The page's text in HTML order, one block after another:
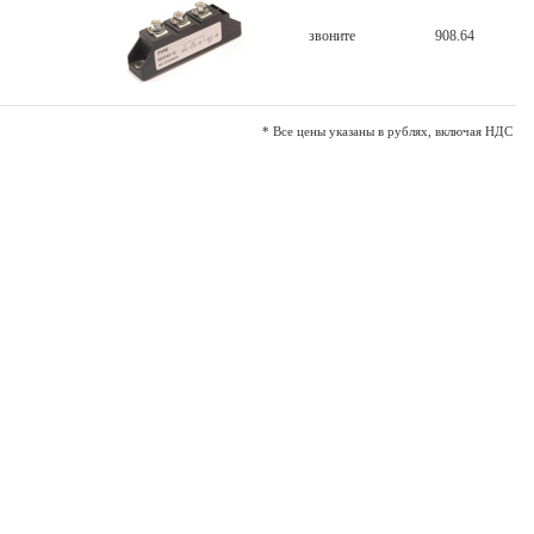
звоните 908.64
* Все цены указаны в рублях, включая НДС